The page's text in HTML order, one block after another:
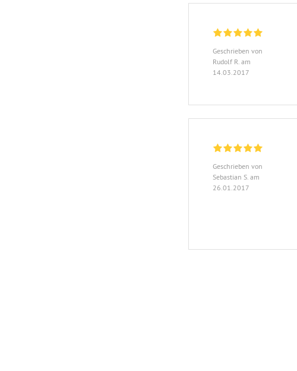
Geschrieben von
Rudolf R. am
14.03.2017
Geschrieben von
Sebastian S. am
26.01.2017